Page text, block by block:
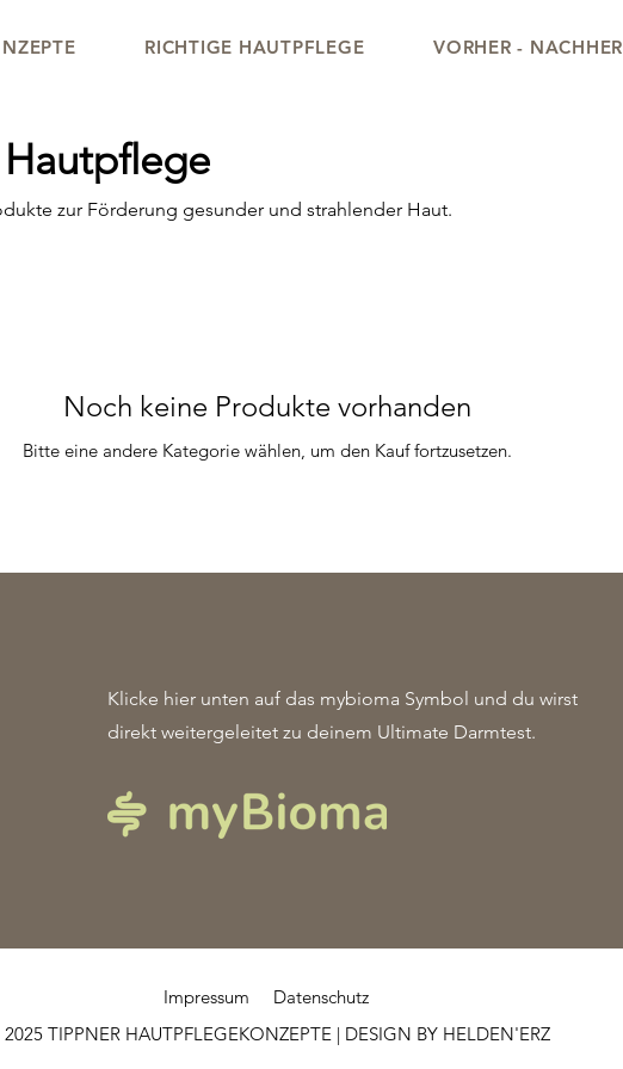
RICHTIGE HAUTPFLEGE VORHER - NACHHER
Hautpflege
zur Förderung gesunder und strahlender Haut.
Noch keine Produkte vorhanden
Bitte eine andere Kategorie wählen, um den Kauf fortzusetzen.
Klicke hier unten auf das mybioma Symbol und du wirst
direkt weitergeleitet zu deinem Ultimate Darmtest.
Impressum
Datenschutz
TIPPNER HAUTPFLEGEKONZEPTE | DESIGN BY HELDEN'ERZ